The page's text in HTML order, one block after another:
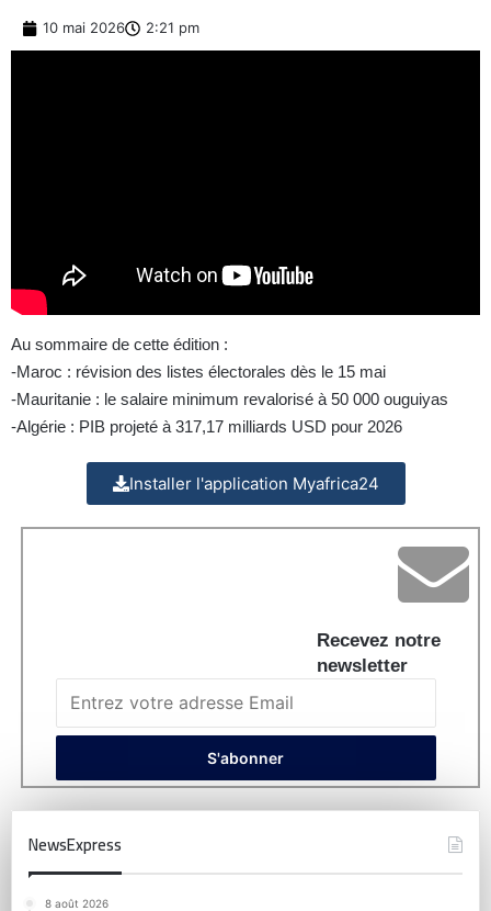
10 mai 2026 2:21 pm
Au sommaire de cette édition :
-Maroc : révision des listes électorales dès le 15 mai
-Mauritanie : le salaire minimum revalorisé à 50 000 ouguiyas
-Algérie : PIB projeté à 317,17 milliards USD pour 2026
Installer l'application Myafrica24
Recevez notre
newsletter
NewsExpress
8 août 2026